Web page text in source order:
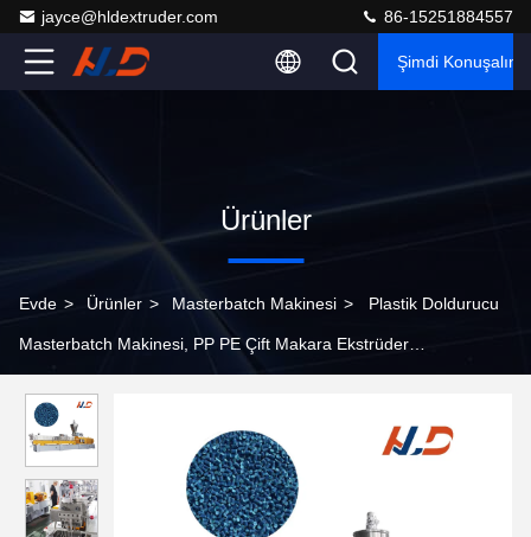
jayce@hldextruder.com 86-15251884557
Şimdi Konuşalım.
Ürünler
Evde > Ürünler > Masterbatch Makinesi > Plastik Doldurucu
Masterbatch Makinesi, PP PE Çift Makara Ekstrüder